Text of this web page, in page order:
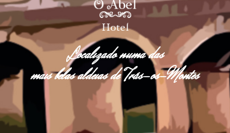
Localizado numa das
mais belas aldeias de Trás-os-Montes